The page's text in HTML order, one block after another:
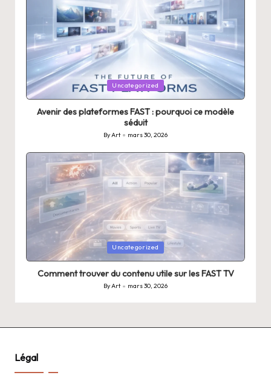
Posted
in
Uncategorized
Avenir des plateformes FAST : pourquoi ce modèle
séduit
Posted
by
ByArt mars 30, 2026
Posted
in
Uncategorized
Comment trouver du contenu utile sur les FAST TV
Posted
by
ByArt mars 30, 2026
Légal